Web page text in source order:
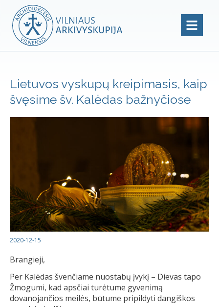
Lietuvos vyskupų kreipimasis, kaip
švęsime šv. Kalėdas bažnyčiose
2020-12-15
Brangieji,
Per Kalėdas švenčiame nuostabų įvykį – Dievas tapo
Žmogumi, kad apsčiai turėtume gyvenimą
dovanojančios meilės, būtume pripildyti dangiškos